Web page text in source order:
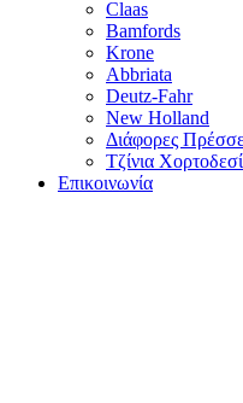
Claas
Bamfords
Krone
Abbriata
Deutz-Fahr
New Holland
Διάφορες
Τζίνια
Επικοινωνία